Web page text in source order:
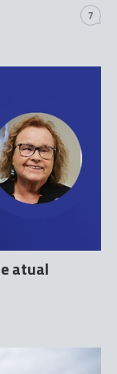
7
atual